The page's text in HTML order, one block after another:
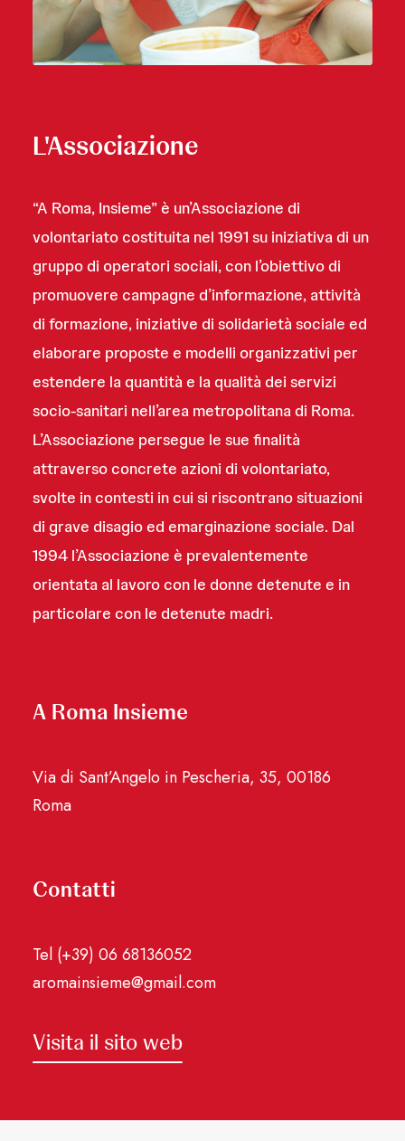
L'Associazione
“A Roma, Insieme” è un’Associazione di
volontariato costituita nel 1991 su iniziativa di un
gruppo di operatori sociali, con l’obiettivo di
promuovere campagne d’informazione, attività
di formazione, iniziative di solidarietà sociale ed
elaborare proposte e modelli organizzativi per
estendere la quantità e la qualità dei servizi
socio-sanitari nell’area metropolitana di Roma.
L’Associazione persegue le sue finalità
attraverso concrete azioni di volontariato,
svolte in contesti in cui si riscontrano situazioni
di grave disagio ed emarginazione sociale. Dal
1994 l’Associazione è prevalentemente
orientata al lavoro con le donne detenute e in
particolare con le detenute madri.
A Roma Insieme
Via di Sant’Angelo in Pescheria, 35, 00186
Roma
Contatti
Tel (+39) 06 68136052
aromainsieme@gmail.com
Visita il sito web